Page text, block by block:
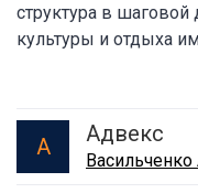
структура в шаговой
культуры и отдыха
А Адвекс
Васильченко